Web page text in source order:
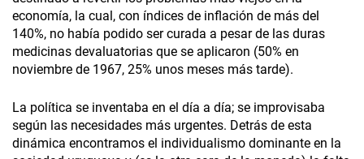
economía, la cual, con índices de inflación de más del
140%, no había podido ser curada a pesar de las duras
medicinas devaluatorias que se aplicaron (50% en
noviembre de 1967, 25% unos meses más tarde).
La política se inventaba en el día a día; se improvisaba
según las necesidades más urgentes. Detrás de esta
dinámica encontramos el individualismo dominante en la